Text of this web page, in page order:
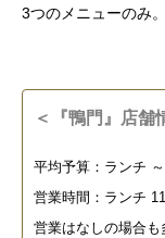
3つのメニューのみ。
＜『鴨門』店舗
平均予算：ランチ
営業時間：ランチ
営業はなしの場合も